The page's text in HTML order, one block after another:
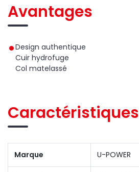
Avantages
Design authentique
Cuir hydrofuge
Col matelassé
Caractéristiques
Marque U-POWER